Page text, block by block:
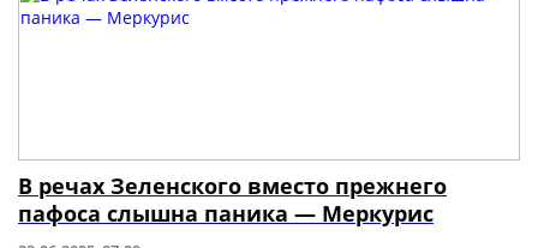
В речах Зеленского вместо прежнего
пафоса слышна паника — Меркурис